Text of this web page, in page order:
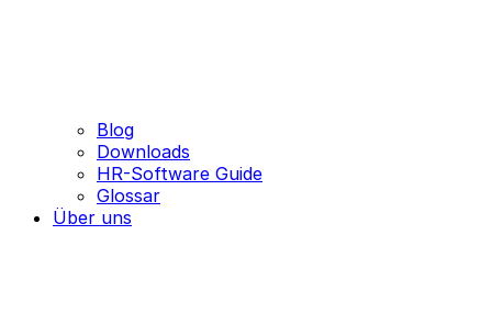
Blog
Downloads
HR-Software Guide
Glossar
Über uns